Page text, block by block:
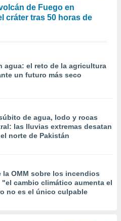
de Fuego en
cráter tras 50 horas de
agua: el reto de la agricultura
un futuro más seco
de agua, lodo y rocas
las lluvias extremas desatan
norte de Pakistán
la OMM sobre los incendios
cambio climático aumenta el
no es el único culpable